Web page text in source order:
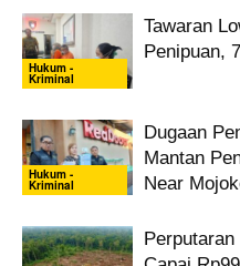
Hukum -
Kriminal
Tawaran
Penipuan,
Hukum -
Kriminal
Dugaan
Mantan
Near